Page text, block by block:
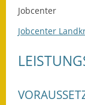
Jobcenter
Jobcenter